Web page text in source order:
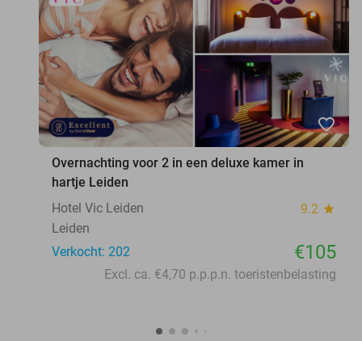
favorite_border
Overnachting voor 2 in een deluxe kamer in
hartje Leiden
Hotel Vic Leiden
9.2 star
Leiden
Verkocht: 202
€105
Excl. ca. €4,70 p.p.p.n. toeristenbelasting